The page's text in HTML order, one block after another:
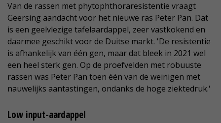
Van de rassen met phytophthoraresistentie vraagt
Geersing aandacht voor het nieuwe ras Peter Pan. Dat
is een geelvlezige tafelaardappel, zeer vastkokend en
daarmee geschikt voor de Duitse markt. 'De resistentie
is afhankelijk van één gen, maar dat bleek in 2021 wel
een heel sterk gen. Op de proefvelden met robuuste
rassen was Peter Pan toen één van de weinigen met
nauwelijks aantastingen, ondanks de hoge ziektedruk.'
Low input-aardappel